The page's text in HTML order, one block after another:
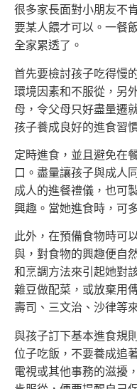
很多家長面對小朋友不
要某人餵才可以。一餐
全家累透了。
首先要檢討孩子吃得慢
環境因素和不服從，另
母，令父母只好盡量遷
孩子養成良好的進食習
定時進食，並且避免在
口。盡量讓孩子與成人
成人的進餐禮儀，也可
興趣。當她進食時，可
此外，在預備食物時可
與，對食物的興趣便自
和烹調方法來引起她對
雜豆做配菜，或放棄用
壽司、三文治、沙律等
與孩子訂下基本進食規
位子吃飯，不要養成追
電視或其他事務的滋擾